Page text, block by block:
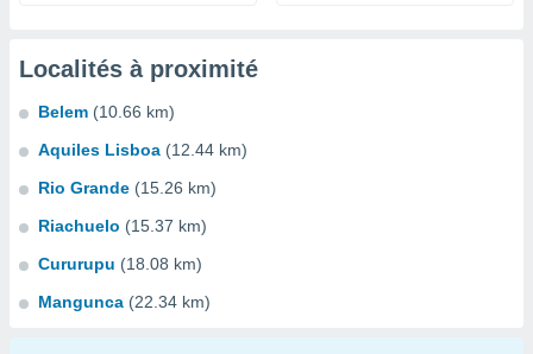
Localités à proximité
Belem (10.66 km)
Aquiles Lisboa (12.44 km)
Rio Grande (15.26 km)
Riachuelo (15.37 km)
Cururupu (18.08 km)
Mangunca (22.34 km)